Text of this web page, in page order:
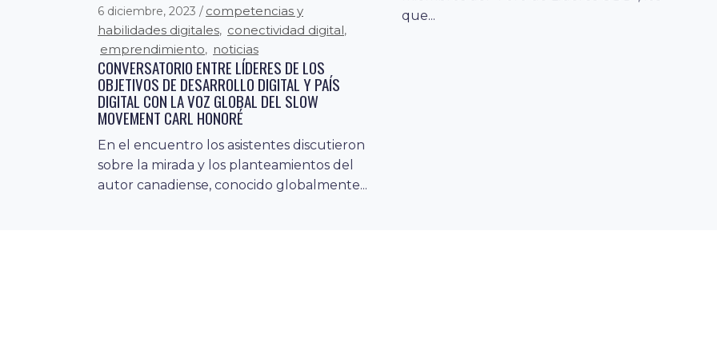
que...
6 diciembre, 2023
competencias y
habilidades digitales, conectividad digital,
emprendimiento, noticias
CONVERSATORIO ENTRE LÍDERES DE LOS
OBJETIVOS DE DESARROLLO DIGITAL Y PAÍS
DIGITAL CON LA VOZ GLOBAL DEL SLOW
MOVEMENT CARL HONORÉ
En el encuentro los asistentes discutieron
sobre la mirada y los planteamientos del
autor canadiense, conocido globalmente...